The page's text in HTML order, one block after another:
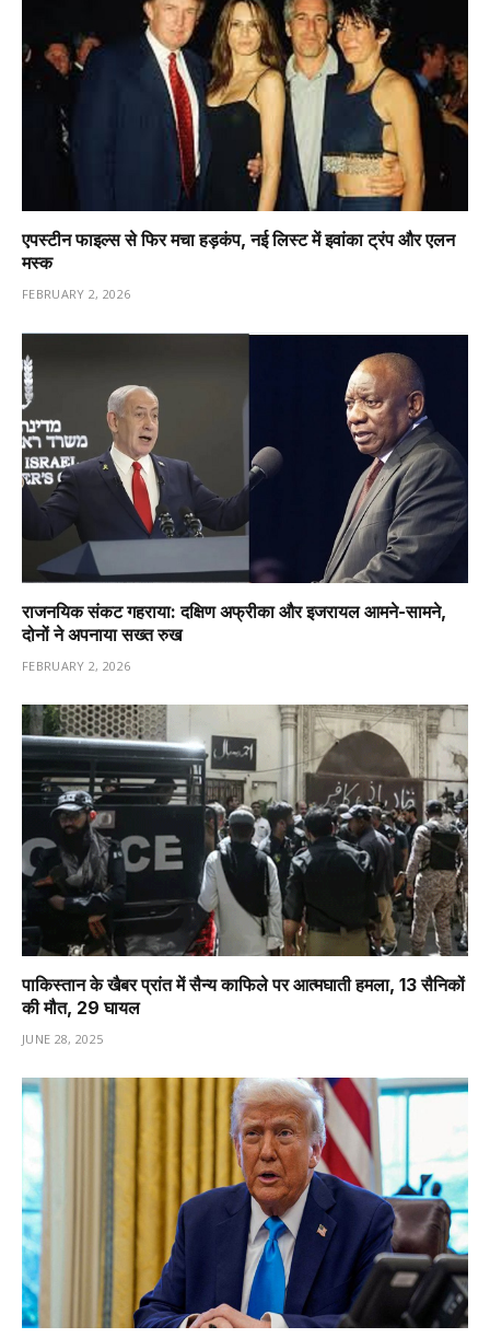
एपस्टीन फाइल्स से फिर मचा हड़कंप, नई लिस्ट में इवांका ट्रंप और एलन
मस्क
FEBRUARY 2, 2026
राजनयिक संकट गहराया: दक्षिण अफ्रीका और इजरायल आमने-सामने,
दोनों ने अपनाया सख्त रुख
FEBRUARY 2, 2026
पाकिस्तान के खैबर प्रांत में सैन्य काफिले पर आत्मघाती हमला, 13 सैनिकों
की मौत, 29 घायल
JUNE 28, 2025